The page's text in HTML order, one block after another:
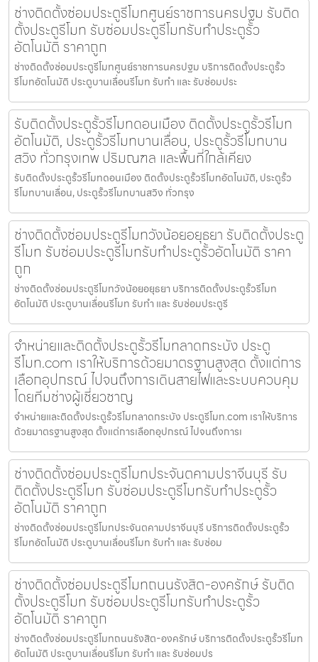
ช่างติดตั้งซ่อมประตูรีโมทศูนย์ราชการนครปฐม รับติด
ตั้งประตูรีโมท รับซ่อมประตูรีโมทรับทำประตูรั้ว
อัตโนมัติ ราคาถูก
ช่างติดตั้งซ่อมประตูรีโมทศูนย์ราชการนครปฐม บริการติดตั้งประตูรั้ว
รีโมทอัตโนมัติ ประตูบานเลื่อนรีโมท รับทำ และ รับซ่อมประ
รับติดตั้งประตูรั้วรีโมทดอนเมือง ติดตั้งประตูรั้วรีโมท
อัตโนมัติ, ประตูรั้วรีโมทบานเลื่อน, ประตูรั้วรีโมทบาน
สวิง ทั่วกรุงเทพ ปริมณฑล และพื้นที่ใกล้เคียง
รับติดตั้งประตูรั้วรีโมทดอนเมือง ติดตั้งประตูรั้วรีโมทอัตโนมัติ, ประตูรั้ว
รีโมทบานเลื่อน, ประตูรั้วรีโมทบานสวิง ทั่วกรุง
ช่างติดตั้งซ่อมประตูรีโมทวังน้อยอยุธยา รับติดตั้งประตู
รีโมท รับซ่อมประตูรีโมทรับทำประตูรั้วอัตโนมัติ ราคา
ถูก
ช่างติดตั้งซ่อมประตูรีโมทวังน้อยอยุธยา บริการติดตั้งประตูรั้วรีโมท
อัตโนมัติ ประตูบานเลื่อนรีโมท รับทำ และ รับซ่อมประตูรี
จำหน่ายและติดตั้งประตูรั้วรีโมทลาดกระบัง ประตู
รีโมท.com เราให้บริการด้วยมาตรฐานสูงสุด ตั้งแต่การ
เลือกอุปกรณ์ ไปจนถึงการเดินสายไฟและระบบควบคุม
โดยทีมช่างผู้เชี่ยวชาญ
จำหน่ายและติดตั้งประตูรั้วรีโมทลาดกระบัง ประตูรีโมท.com เราให้บริการ
ด้วยมาตรฐานสูงสุด ตั้งแต่การเลือกอุปกรณ์ ไปจนถึงการเ
ช่างติดตั้งซ่อมประตูรีโมทประจันตคามปราจีนบุรี รับ
ติดตั้งประตูรีโมท รับซ่อมประตูรีโมทรับทำประตูรั้ว
อัตโนมัติ ราคาถูก
ช่างติดตั้งซ่อมประตูรีโมทประจันตคามปราจีนบุรี บริการติดตั้งประตูรั้ว
รีโมทอัตโนมัติ ประตูบานเลื่อนรีโมท รับทำ และ รับซ่อม
ช่างติดตั้งซ่อมประตูรีโมทถนนรังสิต-องครักษ์ รับติด
ตั้งประตูรีโมท รับซ่อมประตูรีโมทรับทำประตูรั้ว
อัตโนมัติ ราคาถูก
ช่างติดตั้งซ่อมประตูรีโมทถนนรังสิต-องครักษ์ บริการติดตั้งประตูรั้วรีโมท
อัตโนมัติ ประตูบานเลื่อนรีโมท รับทำ และ รับซ่อมปร